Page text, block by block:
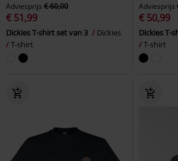
Adviesprijs € 60,00
€ 51,99
Dickies T-shirt set van 3
Dickies
T-shirt
Adviesprijs
€ 50,99
Dickies T-
T-shirt